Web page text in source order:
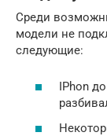
Среди
модели не
следующие:
IPhon